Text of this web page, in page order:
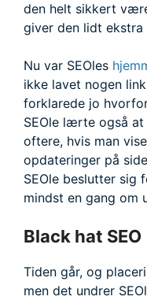
den helt sikkert
giver den lidt ekstra
Nu var SEOles
ikke lavet nogen
forklarede jo
SEOle lærte også
oftere, hvis man
opdateringer på
SEOle beslutter sig
mindst en gang om
Black hat SEO
Tiden går, og
men det undrer